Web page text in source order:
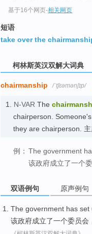
基于16个网页-相关网页
短语
take over the
柯林斯英汉双解大词典
chairmanship /ˈtʃɛəmənʃɪp/
1. N-VAR The
chairperson. Someone's
they are chairperson.
例： The government
该政府成立了一个
双语例句 原声例句
The government has set
该政府成立了一个委员会